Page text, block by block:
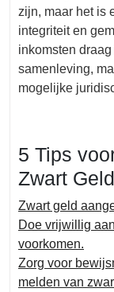
zijn, maar het is
integriteit en
inkomsten
samenleving,
mogelijke
5 Tips
Zwart
Zwart geld
Doe vrijwillig
voorkomen.
Zorg voor
melden van